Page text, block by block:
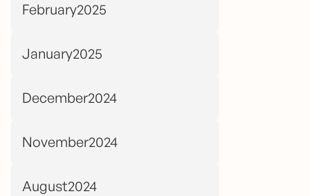
February2025
January2025
December2024
November2024
August2024